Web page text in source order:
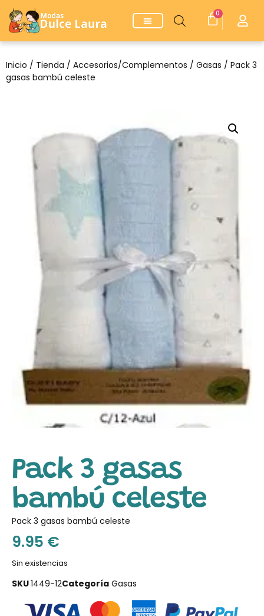
0
Inicio / Tienda / Accesorios/Complementos / Gasas / Pack 3
gasas bambú celeste
Pack 3 gasas
bambú celeste
Pack 3 gasas bambú celeste
9.95 €
Sin existencias
SKU1449-12Categoría Gasas